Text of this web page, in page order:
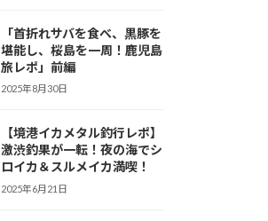
「首折れサバを食べ、黒豚を
堪能し、桜島を一周！鹿児島
旅レポ」前編
2025年8月30日
【境港イカメタル釣行レポ】
激渋釣果が一転！夜の海でシ
ロイカ＆スルメイカ満喫！
2025年6月21日